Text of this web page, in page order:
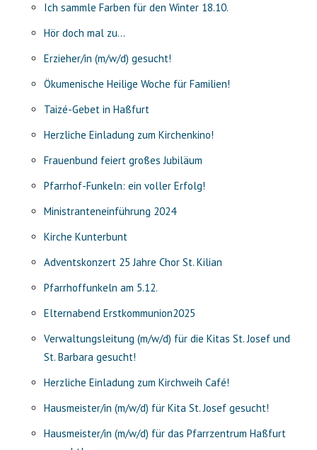
Ich sammle Farben für den Winter 18.10.
Hör doch mal zu…
Erzieher/in (m/w/d) gesucht!
Ökumenische Heilige Woche für Familien!
Taizé-Gebet in Haßfurt
Herzliche Einladung zum Kirchenkino!
Frauenbund feiert großes Jubiläum
Pfarrhof-Funkeln: ein voller Erfolg!
Ministranteneinführung 2024
Kirche Kunterbunt
Adventskonzert 25 Jahre Chor St. Kilian
Pfarrhoffunkeln am 5.12.
Elternabend Erstkommunion2025
Verwaltungsleitung (m/w/d) für die Kitas St. Josef und
St. Barbara gesucht!
Herzliche Einladung zum Kirchweih Café!
Hausmeister/in (m/w/d) für Kita St. Josef gesucht!
Hausmeister/in (m/w/d) für das Pfarrzentrum Haßfurt